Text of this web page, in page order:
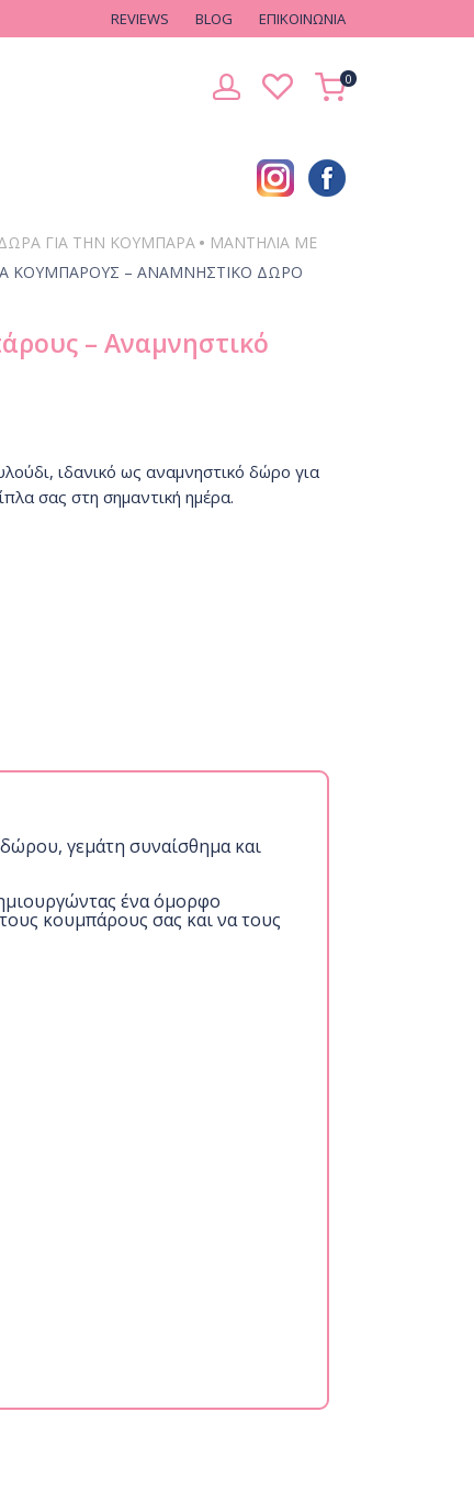
REVIEWS BLOG EΠΙΚΟΙΝΩΝΙΑ
0
ΓΙΑ ΤΗΝ ΚΟΥΜΠΆΡΑ • ΜΑΝΤΉΛΙΑ ΜΕ
ΚΟΥΜΠΆΡΟΥΣ – ΑΝΑΜΝΗΣΤΙΚΌ ΔΏΡΟ
– Αναμνηστικό
ιδανικό ως αναμνηστικό δώρο για
σας στη σημαντική ημέρα.
γεμάτη συναίσθημα και
ένα όμορφο
κουμπάρους σας και να τους